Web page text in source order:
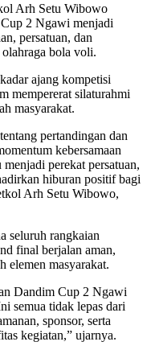
Arh Setu Wibowo
2 Ngawi menjadi
persatuan, dan
bola voli.
ajang kompetisi
mempererat silaturahmi
masyarakat.
pertandingan dan
kebersamaan
perekat persatuan,
hiburan positif bagi
Arh Setu Wibowo,
seluruh rangkaian
final berjalan aman,
elemen masyarakat.
Dandim Cup 2 Ngawi
semua tidak lepas dari
sponsor, serta
kegiatan,” ujarnya.